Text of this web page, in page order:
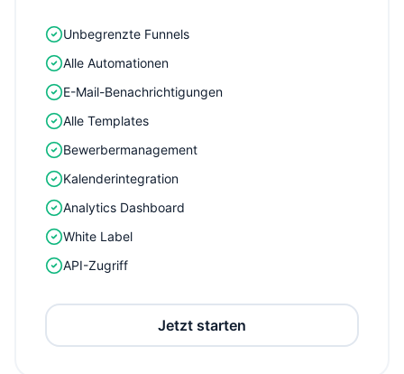
Unbegrenzte Funnels
Alle Automationen
E-Mail-Benachrichtigungen
Alle Templates
Bewerbermanagement
Kalenderintegration
Analytics Dashboard
White Label
API-Zugriff
Jetzt starten